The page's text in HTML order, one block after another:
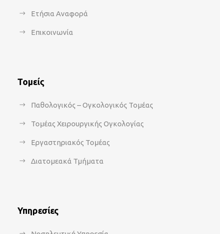
Ετήσια Αναφορά
Επικοινωνία
Τομείς
Παθολογικός – Ογκολογικός Τομέας
Τομέας Χειρουργικής Ογκολογίας
Εργαστηριακός Τομέας
Διατομεακά Τμήματα
Υπηρεσίες